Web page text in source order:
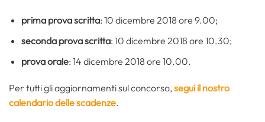
prima prova scritta: 10 dicembre 2018 ore 9.00;
seconda prova scritta: 10 dicembre 2018 ore 10.30;
prova orale: 14 dicembre 2018 ore 10.00.
Per tutti gli aggiornamenti sul concorso,segui il nostro
calendario delle scadenze.